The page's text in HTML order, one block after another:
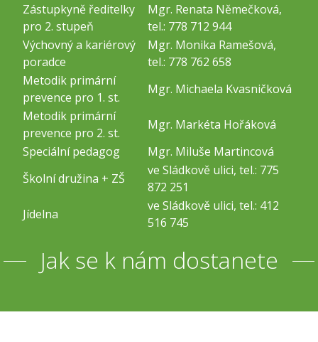
Zástupkyně ředitelky
pro 2. stupeň
Mgr. Renata Němečková,
tel.: 778 712 944
Výchovný a kariérový
poradce
Mgr. Monika Ramešová,
tel.: 778 762 658
Metodik primární
prevence pro 1. st.
Mgr. Michaela Kvasničková
Metodik primární
prevence pro 2. st.
Mgr. Markéta Hořáková
Speciální pedagog
Mgr. Miluše Martincová
Školní družina + ZŠ
ve Sládkově ulici, tel.: 775
872 251
Jídelna
ve Sládkově ulici, tel.: 412
516 745
Jak se k nám dostanete